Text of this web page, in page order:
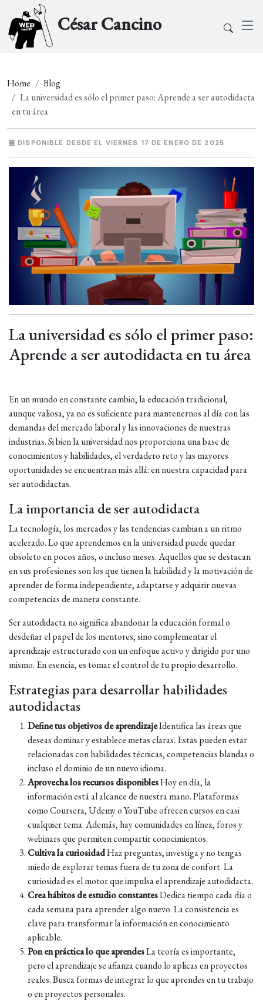
César Cancino
Home
Blog
La universidad es sólo el primer paso: Aprende a ser autodidacta
en tu área
DISPONIBLE DESDE EL VIERNES 17 DE ENERO DE 2025
La universidad es sólo el primer paso:
Aprende a ser autodidacta en tu área
En un mundo en constante cambio, la educación tradicional,
aunque valiosa, ya no es suficiente para mantenernos al día con las
demandas del mercado laboral y las innovaciones de nuestras
industrias. Si bien la universidad nos proporciona una base de
conocimientos y habilidades, el verdadero reto y las mayores
oportunidades se encuentran más allá: en nuestra capacidad para
ser autodidactas.
La importancia de ser autodidacta
La tecnología, los mercados y las tendencias cambian a un ritmo
acelerado. Lo que aprendemos en la universidad puede quedar
obsoleto en pocos años, o incluso meses. Aquellos que se destacan
en sus profesiones son los que tienen la habilidad y la motivación de
aprender de forma independiente, adaptarse y adquirir nuevas
competencias de manera constante.
Ser autodidacta no significa abandonar la educación formal o
desdeñar el papel de los mentores, sino complementar el
aprendizaje estructurado con un enfoque activo y dirigido por uno
mismo. En esencia, es tomar el control de tu propio desarrollo.
Estrategias para desarrollar habilidades
autodidactas
Define tus objetivos de aprendizajeIdentifica las áreas que
deseas dominar y establece metas claras. Estas pueden estar
relacionadas con habilidades técnicas, competencias blandas o
incluso el dominio de un nuevo idioma.
Aprovecha los recursos disponiblesHoy en día, la
información está al alcance de nuestra mano. Plataformas
como Coursera, Udemy o YouTube ofrecen cursos en casi
cualquier tema. Además, hay comunidades en línea, foros y
webinars que permiten compartir conocimientos.
Cultiva la curiosidadHaz preguntas, investiga y no tengas
miedo de explorar temas fuera de tu zona de confort. La
curiosidad es el motor que impulsa el aprendizaje autodidacta.
Crea hábitos de estudio constantesDedica tiempo cada día o
cada semana para aprender algo nuevo. La consistencia es
clave para transformar la información en conocimiento
aplicable.
Pon en práctica lo que aprendesLa teoría es importante,
pero el aprendizaje se afianza cuando lo aplicas en proyectos
reales. Busca formas de integrar lo que aprendes en tu trabajo
o en proyectos personales.